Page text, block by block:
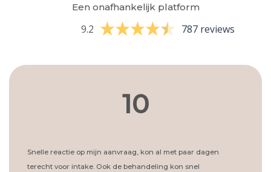
Een onafhankelijk platform
9.2 787 reviews
10
Snelle reactie op mijn aanvraag, kon al met paar dagen
terecht voor intake. Ook de behandeling kon snel